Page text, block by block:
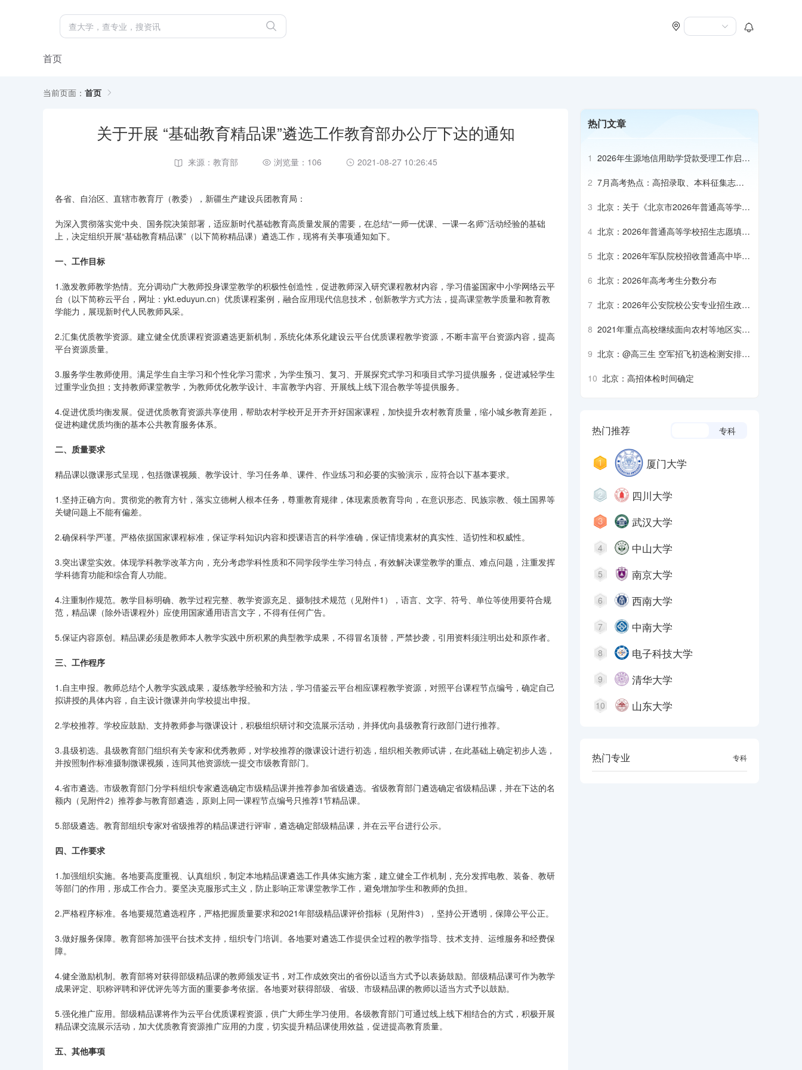
首页
当前页面： 首页
关于开展 “基础教育精品课”遴选工作教育部办公厅下达的通知
来源：教育部 浏览量：106 2021-08-27 10:26:45
各省、自治区、直辖市教育厅（教委），新疆生产建设兵团教育局：
为深入贯彻落实党中央、国务院决策部署，适应新时代基础教育高质量发展的需要，在总结“一师一优课、一课一名师”活动经验的基础
上，决定组织开展“基础教育精品课”（以下简称精品课）遴选工作，现将有关事项通知如下。
一、工作目标
1.激发教师教学热情。充分调动广大教师投身课堂教学的积极性创造性，促进教师深入研究课程教材内容，学习借鉴国家中小学网络云平
台（以下简称云平台，网址：ykt.eduyun.cn）优质课程案例，融合应用现代信息技术，创新教学方式方法，提高课堂教学质量和教育教
学能力，展现新时代人民教师风采。
2.汇集优质教学资源。建立健全优质课程资源遴选更新机制，系统化体系化建设云平台优质课程教学资源，不断丰富平台资源内容，提高
平台资源质量。
3.服务学生教师使用。满足学生自主学习和个性化学习需求，为学生预习、复习、开展探究式学习和项目式学习提供服务，促进减轻学生
过重学业负担；支持教师课堂教学，为教师优化教学设计、丰富教学内容、开展线上线下混合教学等提供服务。
4.促进优质均衡发展。促进优质教育资源共享使用，帮助农村学校开足开齐开好国家课程，加快提升农村教育质量，缩小城乡教育差距，
促进构建优质均衡的基本公共教育服务体系。
二、质量要求
精品课以微课形式呈现，包括微课视频、教学设计、学习任务单、课件、作业练习和必要的实验演示，应符合以下基本要求。
1.坚持正确方向。贯彻党的教育方针，落实立德树人根本任务，尊重教育规律，体现素质教育导向，在意识形态、民族宗教、领土国界等
关键问题上不能有偏差。
2.确保科学严谨。严格依据国家课程标准，保证学科知识内容和授课语言的科学准确，保证情境素材的真实性、适切性和权威性。
3.突出课堂实效。体现学科教学改革方向，充分考虑学科性质和不同学段学生学习特点，有效解决课堂教学的重点、难点问题，注重发挥
学科德育功能和综合育人功能。
4.注重制作规范。教学目标明确、教学过程完整、教学资源充足、摄制技术规范（见附件1），语言、文字、符号、单位等使用要符合规
范，精品课（除外语课程外）应使用国家通用语言文字，不得有任何广告。
5.保证内容原创。精品课必须是教师本人教学实践中所积累的典型教学成果，不得冒名顶替，严禁抄袭，引用资料须注明出处和原作者。
三、工作程序
1.自主申报。教师总结个人教学实践成果，凝练教学经验和方法，学习借鉴云平台相应课程教学资源，对照平台课程节点编号，确定自己
拟讲授的具体内容，自主设计微课并向学校提出申报。
2.学校推荐。学校应鼓励、支持教师参与微课设计，积极组织研讨和交流展示活动，并择优向县级教育行政部门进行推荐。
3.县级初选。县级教育部门组织有关专家和优秀教师，对学校推荐的微课设计进行初选，组织相关教师试讲，在此基础上确定初步人选，
并按照制作标准摄制微课视频，连同其他资源统一提交市级教育部门。
4.省市遴选。市级教育部门分学科组织专家遴选确定市级精品课并推荐参加省级遴选。省级教育部门遴选确定省级精品课，并在下达的名
额内（见附件2）推荐参与教育部遴选，原则上同一课程节点编号只推荐1节精品课。
5.部级遴选。教育部组织专家对省级推荐的精品课进行评审，遴选确定部级精品课，并在云平台进行公示。
四、工作要求
1.加强组织实施。各地要高度重视、认真组织，制定本地精品课遴选工作具体实施方案，建立健全工作机制，充分发挥电教、装备、教研
等部门的作用，形成工作合力。要坚决克服形式主义，防止影响正常课堂教学工作，避免增加学生和教师的负担。
2.严格程序标准。各地要规范遴选程序，严格把握质量要求和2021年部级精品课评价指标（见附件3），坚持公开透明，保障公平公正。
3.做好服务保障。教育部将加强平台技术支持，组织专门培训。各地要对遴选工作提供全过程的教学指导、技术支持、运维服务和经费保
障。
4.健全激励机制。教育部将对获得部级精品课的教师颁发证书，对工作成效突出的省份以适当方式予以表扬鼓励。部级精品课可作为教学
成果评定、职称评聘和评优评先等方面的重要参考依据。各地要对获得部级、省级、市级精品课的教师以适当方式予以鼓励。
5.强化推广应用。部级精品课将作为云平台优质课程资源，供广大师生学习使用。各级教育部门可通过线上线下相结合的方式，积极开展
精品课交流展示活动，加大优质教育资源推广应用的力度，切实提升精品课使用效益，促进提高教育质量。
五、其他事项
热门文章
1 2026年生源地信用助学贷款受理工作启动
2 7月高考热点：高招录取、本科征集志
3 北京：关于《北京市2026年普通高等学校
4 北京：2026年普通高等学校招生志愿填报
5 北京：2026年军队院校招收普通高中毕业
6 北京：2026年高考考生分数分布
7 北京：2026年公安院校公安专业招生政治
8 2021年重点高校继续面向农村等地区实施
9 北京：@高三生 空军招飞初选检测安排来
10 北京：高招体检时间确定
热门推荐 专科
厦门大学
四川大学
武汉大学
4 中山大学
5 南京大学
6 西南大学
7 中南大学
8 电子科技大学
9 清华大学
10 山东大学
热门专业 专科